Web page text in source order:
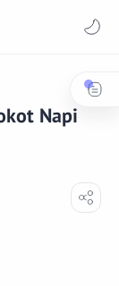
Napi